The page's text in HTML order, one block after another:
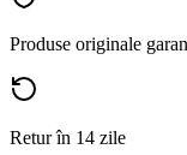
Produse originale
Retur în 14 zile